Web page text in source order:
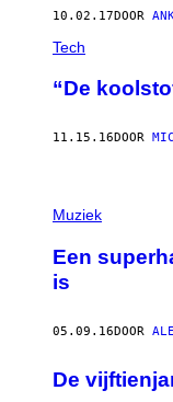
10.02.17DOOR
Tech
“De
11.15.16DOOR
Muziek
Een
is
05.09.16DOOR
De